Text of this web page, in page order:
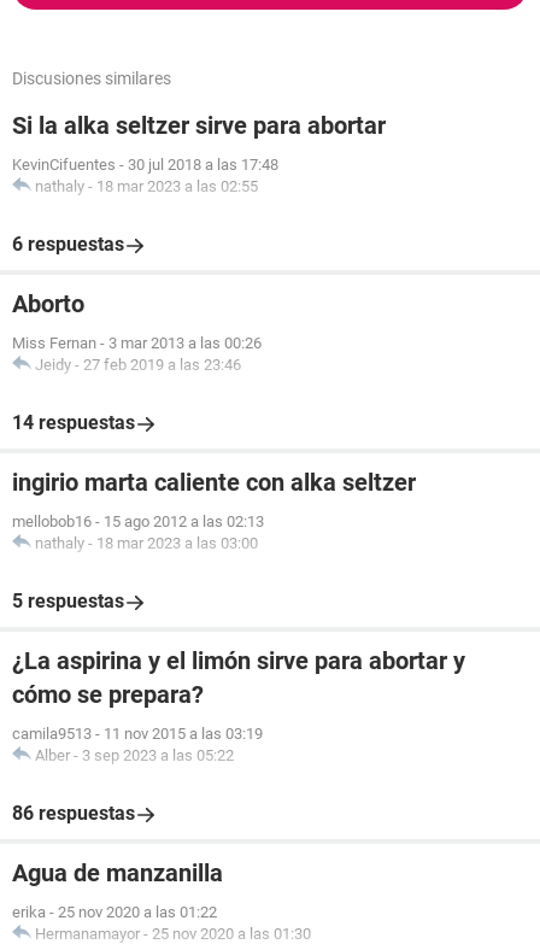
Discusiones similares
Si la alka seltzer sirve para abortar
KevinCifuentes - 30 jul 2018 a las 17:48
nathaly - 18 mar 2023 a las 02:55
6 respuestas
Aborto
Miss Fernan - 3 mar 2013 a las 00:26
Jeidy - 27 feb 2019 a las 23:46
14 respuestas
ingirio marta caliente con alka seltzer
mellobob16 - 15 ago 2012 a las 02:13
nathaly - 18 mar 2023 a las 03:00
5 respuestas
¿La aspirina y el limón sirve para abortar y
cómo se prepara?
camila9513 - 11 nov 2015 a las 03:19
Alber - 3 sep 2023 a las 05:22
86 respuestas
Agua de manzanilla
erika - 25 nov 2020 a las 01:22
Hermanamayor - 25 nov 2020 a las 01:30